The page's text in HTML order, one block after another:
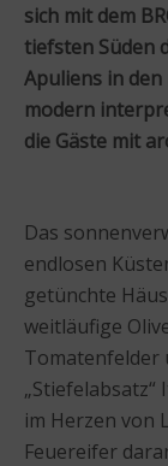
sich mit dem
tiefsten Süden
Apuliens in den
modern
die Gäste mit
Das
endlosen
getünchte
weitläufige
Tomatenfelder
im Herzen von
Feuereifer